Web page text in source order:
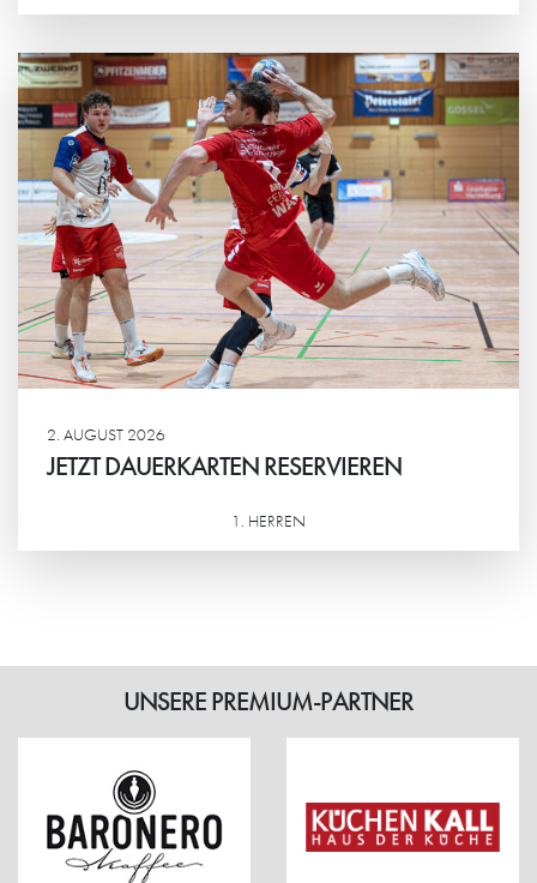
2. AUGUST 2026
JETZT DAUERKARTEN RESERVIEREN
1. HERREN
UNSERE PREMIUM-PARTNER